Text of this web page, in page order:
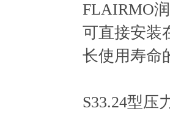
FLAIRMO
可直接安装
长使用寿命
S33.24型压